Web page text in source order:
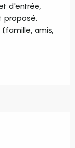
d'entrée,
proposé.
amis,